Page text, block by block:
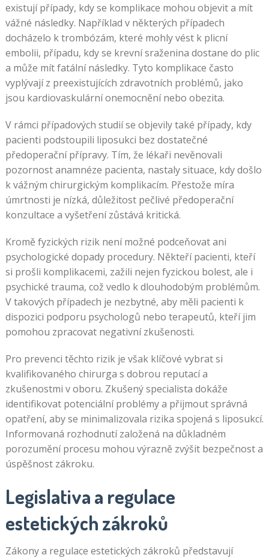
existují případy, kdy se komplikace mohou objevit a mít
vážné následky. Například v některých případech
docházelo k trombózám, které mohly vést k plicní
embolii, případu, kdy se krevní sraženina dostane do plic
a může mít fatální následky. Tyto komplikace často
vyplývají z preexistujících zdravotních problémů, jako
jsou kardiovaskulární onemocnění nebo obezita.
V rámci případových studií se objevily také případy, kdy
pacienti podstoupili liposukci bez dostatečné
předoperační přípravy. Tím, že lékaři nevěnovali
pozornost anamnéze pacienta, nastaly situace, kdy došlo
k vážným chirurgickým komplikacím. Přestože míra
úmrtnosti je nízká, důležitost pečlivé předoperační
konzultace a vyšetření zůstává kritická.
Kromě fyzických rizik není možné podceňovat ani
psychologické dopady procedury. Někteří pacienti, kteří
si prošli komplikacemi, zažili nejen fyzickou bolest, ale i
psychické trauma, což vedlo k dlouhodobým problémům.
V takových případech je nezbytné, aby měli pacienti k
dispozici podporu psychologů nebo terapeutů, kteří jim
pomohou zpracovat negativní zkušenosti.
Pro prevenci těchto rizik je však klíčové vybrat si
kvalifikovaného chirurga s dobrou reputací a
zkušenostmi v oboru. Zkušený specialista dokáže
identifikovat potenciální problémy a přijmout správná
opatření, aby se minimalizovala rizika spojená s liposukcí.
Informovaná rozhodnutí založená na důkladném
porozumění procesu mohou výrazně zvýšit bezpečnost a
úspěšnost zákroku.
Legislativa a regulace
estetických zákroků
Zákony a regulace estetických zákroků představují